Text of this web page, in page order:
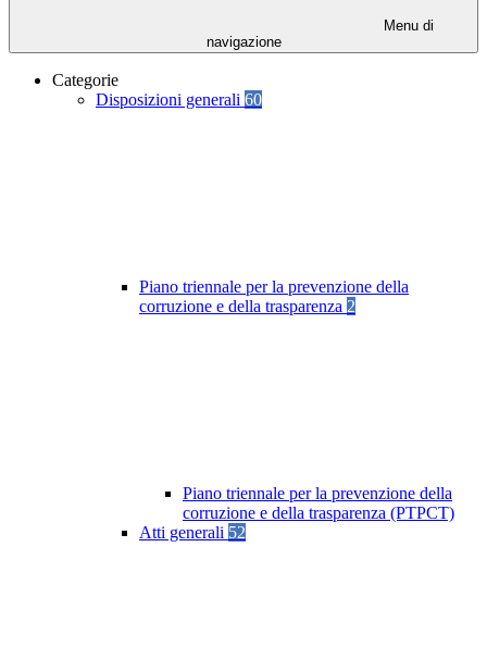
Menu di
navigazione
Categorie
Disposizioni generali 60
Piano triennale per la prevenzione della
corruzione e della trasparenza 2
Piano triennale per la prevenzione della
corruzione e della trasparenza (PTPCT)
Atti generali 52